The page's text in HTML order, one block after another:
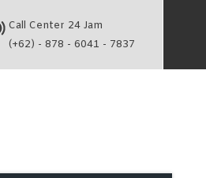
Call Center 24 Jam
(+62) - 878 - 6041 - 7837